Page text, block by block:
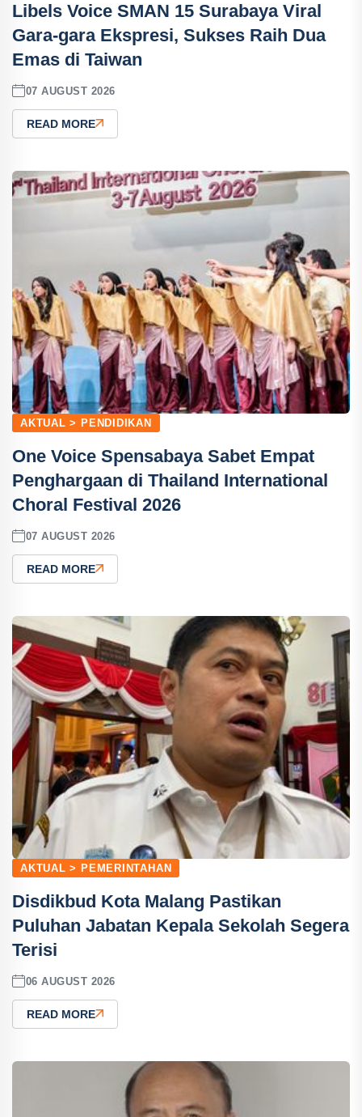
Libels Voice SMAN 15 Surabaya Viral
Gara-gara Ekspresi, Sukses Raih Dua
Emas di Taiwan
07 AUGUST 2026
READ MORE
AKTUAL > PENDIDIKAN
One Voice Spensabaya Sabet Empat
Penghargaan di Thailand International
Choral Festival 2026
07 AUGUST 2026
READ MORE
AKTUAL > PEMERINTAHAN
Disdikbud Kota Malang Pastikan
Puluhan Jabatan Kepala Sekolah Segera
Terisi
06 AUGUST 2026
READ MORE